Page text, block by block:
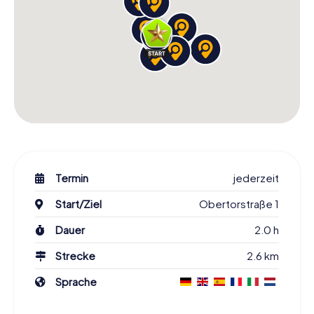
Termin
jederzeit
Start/Ziel
Obertorstraße 1
Dauer
2.0 h
Strecke
2.6 km
Sprache